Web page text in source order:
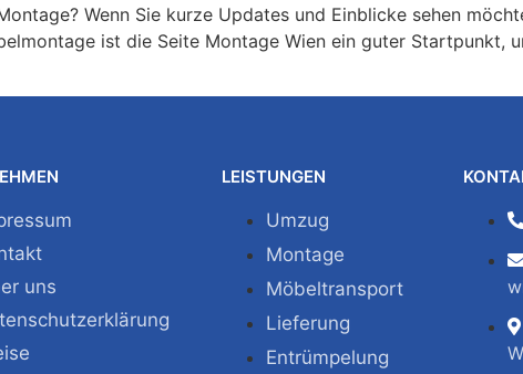
Wenn Sie kurze Updates und Einblicke sehen
ist die Seite Montage Wien ein guter Startpunkt,
uns
LEISTUNGEN
Umzug
Montage
Möbeltransport
Lieferung
Entrümpelung